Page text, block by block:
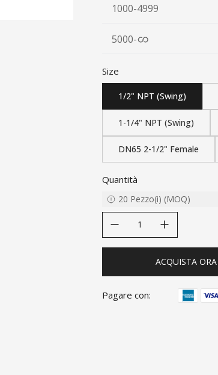
1000-4999
5000-
Size
1/2" NPT (Swing)
1-1/4" NPT (Swing)
DN65 2-1/2" Female
Quantità
20 Pezzo(i) (MOQ)
ACQUISTA ORA
Pagare con: